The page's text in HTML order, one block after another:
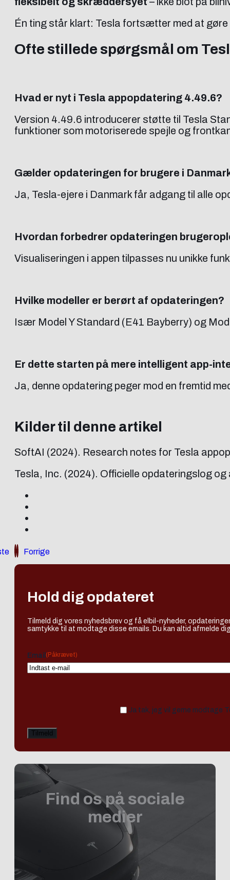
Én ting står klart: Tesla fortsætter med at
Ofte stillede spørgsmål om
Hvad er nyt i Tesla appopdatering 4.49.6?
Version 4.49.6 introducerer støtte til Tesla
funktioner som motoriserede spejle og
Gælder opdateringen for brugere i
Ja, Tesla-ejere i Danmark får adgang til alle
Hvordan forbedrer opdateringen
Visualiseringen i appen tilpasses nu unikke
Hvilke modeller er berørt af opdateringen?
Især Model Y Standard (E41 Bayberry) og
Er dette starten på mere intelligent app-
Ja, denne opdatering peger mod en fremtid
Kilder til denne artikel
SoftAI (2024). Research notes for Tesla
Tesla, Inc. (2024). Officielle opdateringslog
Forrige
Hold dig opdateret
Tilmeld dig vores nyhedsbrev og få elbil-nyheder,
samtykke til at modtage disse emails. Du kan altid afmelde
Email (Påkrævet)
Ja tak, jeg vil gerne modtage
Find os på sociale
medier